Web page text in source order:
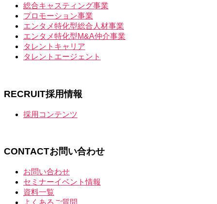
総合キャスティング事業
プロモーション事業
エンタメ特化型総合人材事業
エンタメ特化型M&A仲介事業
タレントキャリア
タレントエージェント
RECRUIT採用情報
採用コンテンツ
CONTACTお問い合わせ
お問い合わせ
セミナーイベント情報
資料一覧
よくあるご質問